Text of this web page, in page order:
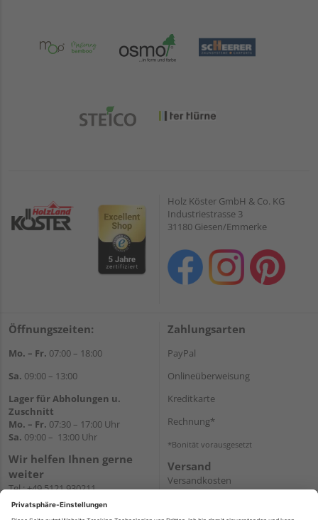
Holz Köster GmbH & Co. KG
Industriestrasse 3
31180 Giesen/Emmerke
Öffnungszeiten:
Mo. – Fr. 07:00 – 18:00
Sa. 09:00 – 13:00
Lager für Abholungen u.
Zuschnitt
Mo. – Fr. 07:30 – 17:00 Uhr
Sa. 09:00 – 13:00 Uhr
Wir helfen Ihnen gerne
weiter
Tel.:+49 5121 930211
E-Mail:holzlandshop@holzland-
Zahlungsarten
PayPal
Onlineüberweisung
Kreditkarte
Rechnung*
*Bonität vorausgesetzt
Versand
Versandkosten